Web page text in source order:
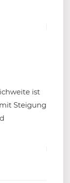
ist
Steigung